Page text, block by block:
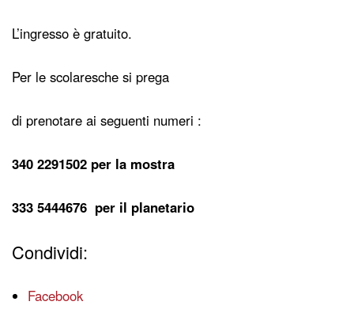
L’ingresso è gratuito.
Per le scolaresche si prega
di prenotare ai seguenti numeri :
340 2291502 per la mostra
333 5444676 per il planetario
Condividi:
Facebook